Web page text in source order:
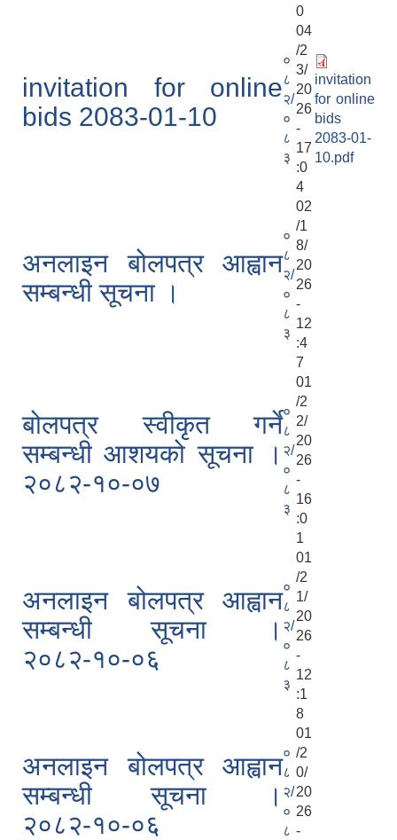
0
invitation for online
bids 2083-01-10
०
८
२/
०
८
३
04
/2
3/
20
26
-
17
:0
4
invitation
for online
bids
2083-01-
10.pdf
अनलाइन बोलपत्र आह्वान
सम्बन्धी सूचना ।
०
८
२/
०
८
३
02
/1
8/
20
26
-
12
:4
7
बोलपत्र स्वीकृत गर्ने
सम्बन्धी आशयको सूचना ।
२०८२-१०-०७
०
८
२/
०
८
३
01
/2
2/
20
26
-
16
:0
1
अनलाइन बोलपत्र आह्वान
सम्बन्धी सूचना ।
२०८२-१०-०६
०
८
२/
०
८
३
01
/2
1/
20
26
-
12
:1
8
अनलाइन बोलपत्र आह्वान
सम्बन्धी सूचना ।
२०८२-१०-०६
०
८
२/
०
८
01
/2
0/
20
26
-